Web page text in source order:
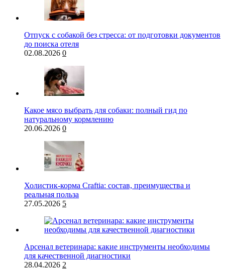
Отпуск с собакой без стресса: от подготовки документов
до поиска отеля
02.08.2026 0
Какое мясо выбрать для собаки: полный гид по
натуральному кормлению
20.06.2026 0
Холистик-корма Craftia: состав, преимущества и
реальная польза
27.05.2026 5
Арсенал ветеринара: какие инструменты необходимы
для качественной диагностики
28.04.2026 2